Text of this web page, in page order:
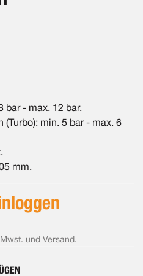
bar - max. 12 bar.
min. 5 bar - max. 6
mm.
und Versand.